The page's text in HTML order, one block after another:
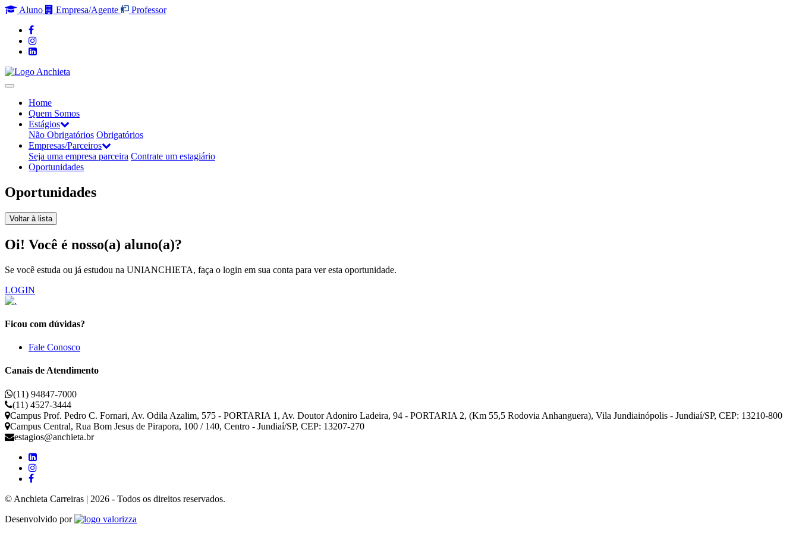
Aluno Empresa/Agente Professor
Home
Quem Somos
Estágios
Não Obrigatórios Obrigatórios
Empresas/Parceiros
Seja uma empresa parceira Contrate um estagiário
Oportunidades
Oportunidades
Voltar à lista
Oi! Você é nosso(a) aluno(a)?
Se você estuda ou já estudou na UNIANCHIETA, faça o login em sua conta para ver esta oportunidade.
LOGIN
Ficou com dúvidas?
Fale Conosco
Canais de Atendimento
(11) 94847-7000
(11) 4527-3444
Campus Prof. Pedro C. Fornari, Av. Odila Azalim, 575 - PORTARIA 1, Av. Doutor Adoniro Ladeira, 94 - PORTARIA 2, (Km 55,5 Rodovia Anhanguera), Vila Jundiainópolis - Jundiaí/SP, CEP: 13210-800
Campus Central, Rua Bom Jesus de Pirapora, 100 / 140, Centro - Jundiaí/SP, CEP: 13207-270
estagios@anchieta.br
© Anchieta Carreiras | 2026 - Todos os direitos reservados.
Desenvolvido por